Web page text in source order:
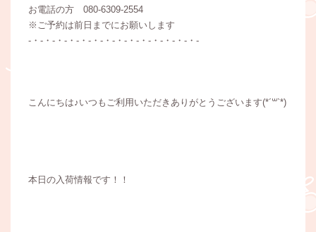
お電話の方 080-6309-2554
※ご予約は前日までにお願いします
-・-・-・-・-・-・-・-・-・-・-・-・-・-・-
こんにちは♪いつもご利用いただきありがとうございます(*´꒳`*)
本日の入荷情報です！！